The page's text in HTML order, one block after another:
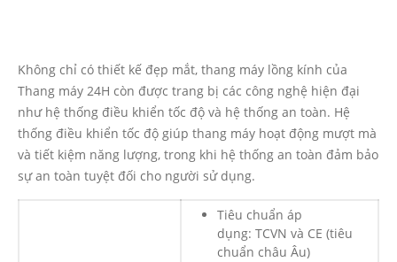
Không chỉ có thiết kế đẹp mắt, thang máy lồng kính của
Thang máy 24H còn được trang bị các công nghệ hiện đại
như hệ thống điều khiển tốc độ và hệ thống an toàn. Hệ
thống điều khiển tốc độ giúp thang máy hoạt động mượt mà
và tiết kiệm năng lượng, trong khi hệ thống an toàn đảm bảo
sự an toàn tuyệt đối cho người sử dụng.
Tiêu chuẩn áp
dụng: TCVN và CE (tiêu
chuẩn châu Âu)